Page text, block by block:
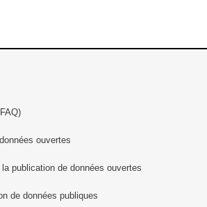
ouvertes
la publication de données ouvertes
de données publiques